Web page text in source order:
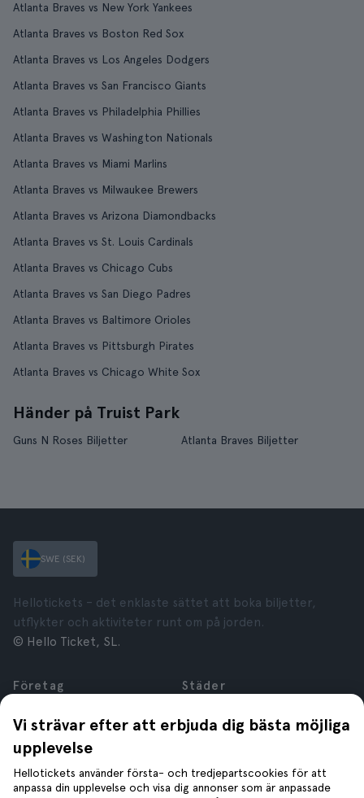
Atlanta Braves vs New York Yankees
Atlanta Braves vs Boston Red Sox
Atlanta Braves vs Los Angeles Dodgers
Atlanta Braves vs San Francisco Giants
Atlanta Braves vs Philadelphia Phillies
Atlanta Braves vs Washington Nationals
Atlanta Braves vs Miami Marlins
Atlanta Braves vs Milwaukee Brewers
Atlanta Braves vs Arizona Diamondbacks
Atlanta Braves vs St. Louis Cardinals
Atlanta Braves vs Chicago Cubs
Atlanta Braves vs San Diego Padres
Atlanta Braves vs Baltimore Orioles
Atlanta Braves vs Pittsburgh Pirates
Atlanta Braves vs Chicago White Sox
Händer på Truist Park
Guns N Roses Biljetter Atlanta Braves Biljetter
Vi strävar efter att erbjuda dig bästa möjliga
upplevelse
Hellotickets använder första- och tredjepartscookies för att
anpassa din upplevelse och visa dig annonser som är anpassade
SWE (SEK)
Hellotickets – det enklaste sättet att boka biljetter,
utflykter och aktiviteter runt om på jorden.
© Hello Ticket, SL.
Företag
Karriär
Anslutna företag
Recensioner
Sekretess
Städer
Rom
London
Granada